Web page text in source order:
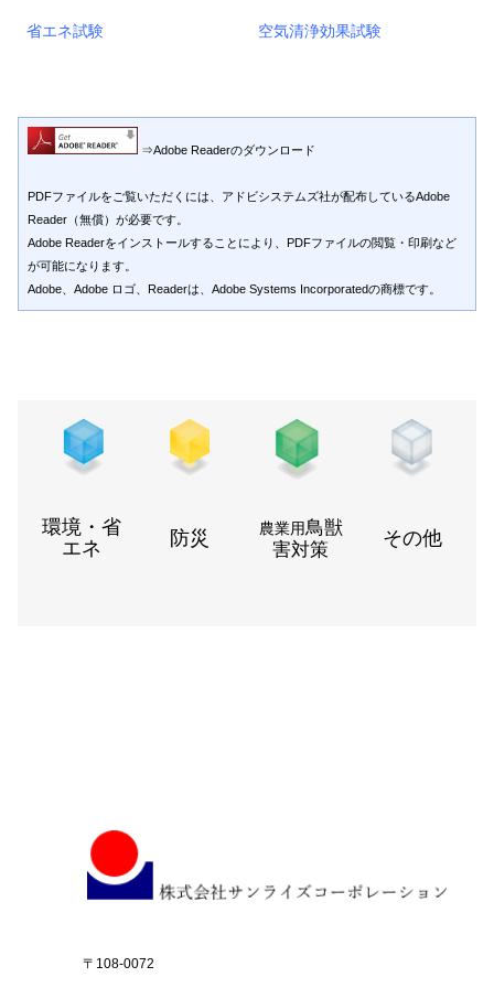
省エネ試験 空気清浄効果試験
⇒Adobe Readerのダウンロード
PDFファイルをご覧いただくには、アドビシステムズ社が配布しているAdobe
Reader（無償）が必要です。
Adobe Readerをインストールすることにより、PDFファイルの閲覧・印刷など
が可能になります。
Adobe、Adobe ロゴ、Readerは、Adobe Systems Incorporatedの商標です。
環境・省
エネ
防災 農業用鳥獣
害対策
その他
〒108-0072